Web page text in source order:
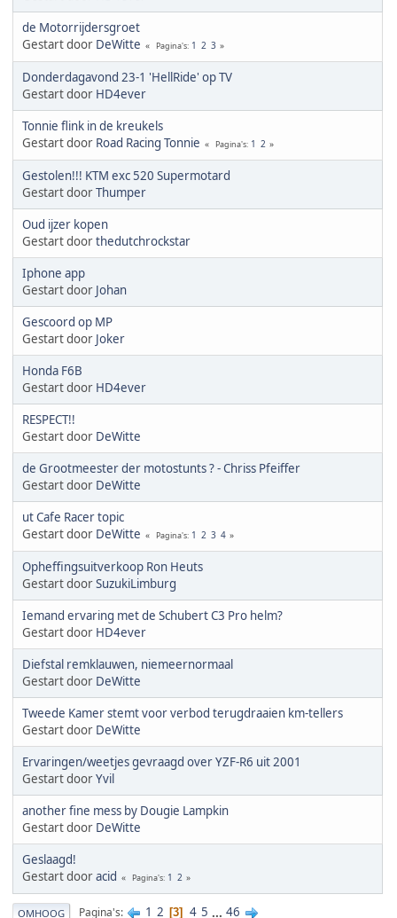
de Motorrijdersgroet
Gestart door DeWitte Pagina's 1 2 3
Donderdagavond 23-1 'HellRide' op TV
Gestart door HD4ever
Tonnie flink in de kreukels
Gestart door Road Racing Tonnie Pagina's 1 2
Gestolen!!! KTM exc 520 Supermotard
Gestart doorThumper
Oud ijzer kopen
Gestart doorthedutchrockstar
Iphone app
Gestart door Johan
Gescoord op MP
Gestart door Joker
Honda F6B
Gestart door HD4ever
RESPECT!!
Gestart door DeWitte
de Grootmeester der motostunts ? - Chriss Pfeiffer
Gestart door DeWitte
ut Cafe Racer topic
Gestart door DeWitte Pagina's 1 2 3 4
Opheffingsuitverkoop Ron Heuts
Gestart doorSuzukiLimburg
Iemand ervaring met de Schubert C3 Pro helm?
Gestart door HD4ever
Diefstal remklauwen, niemeernormaal
Gestart door DeWitte
Tweede Kamer stemt voor verbod terugdraaien km-tellers
Gestart door DeWitte
Ervaringen/weetjes gevraagd over YZF-R6 uit 2001
Gestart doorYvil
another fine mess by Dougie Lampkin
Gestart door DeWitte
Geslaagd!
Gestart dooracid Pagina's 1 2
OMHOOG Pagina's 1 2 3 4 5 ... 46